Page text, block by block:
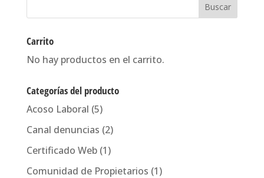
Carrito
No hay productos en el carrito.
Categorías del producto
Acoso Laboral (5)
Canal denuncias (2)
Certificado Web (1)
Comunidad de Propietarios (1)